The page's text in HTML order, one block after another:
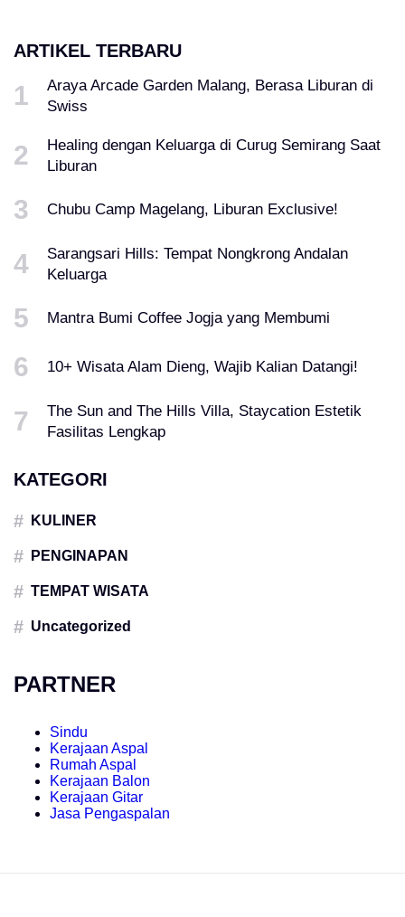
ARTIKEL TERBARU
Araya Arcade Garden Malang, Berasa Liburan di
Swiss
Healing dengan Keluarga di Curug Semirang Saat
Liburan
Chubu Camp Magelang, Liburan Exclusive!
Sarangsari Hills: Tempat Nongkrong Andalan
Keluarga
Mantra Bumi Coffee Jogja yang Membumi
10+ Wisata Alam Dieng, Wajib Kalian Datangi!
The Sun and The Hills Villa, Staycation Estetik
Fasilitas Lengkap
KATEGORI
KULINER
PENGINAPAN
TEMPAT WISATA
Uncategorized
PARTNER
Sindu
Kerajaan Aspal
Rumah Aspal
Kerajaan Balon
Kerajaan Gitar
Jasa Pengaspalan